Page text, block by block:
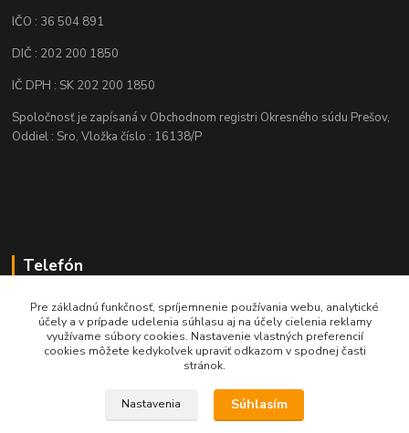
IČO : 36 504 891
DIČ : 202 200 1850
IČ DPH : SK 202 200 1850
Spoločnosť je zapísaná v Obchodnom registri Okresného súdu Prešov,
Oddiel : Sro, Vložka číslo : 16138/P
Telefón
+421 905 622 625
obchod@nozeplus.sk
Pre základnú funkčnosť, spríjemnenie používania webu, analytické
účely a v prípade udelenia súhlasu aj na účely cielenia reklamy
využívame súbory cookies. Nastavenie vlastných preferencií
cookies môžete kedykoľvek upraviť odkazom v spodnej časti
stránok.
Nastavenia Súhlasím